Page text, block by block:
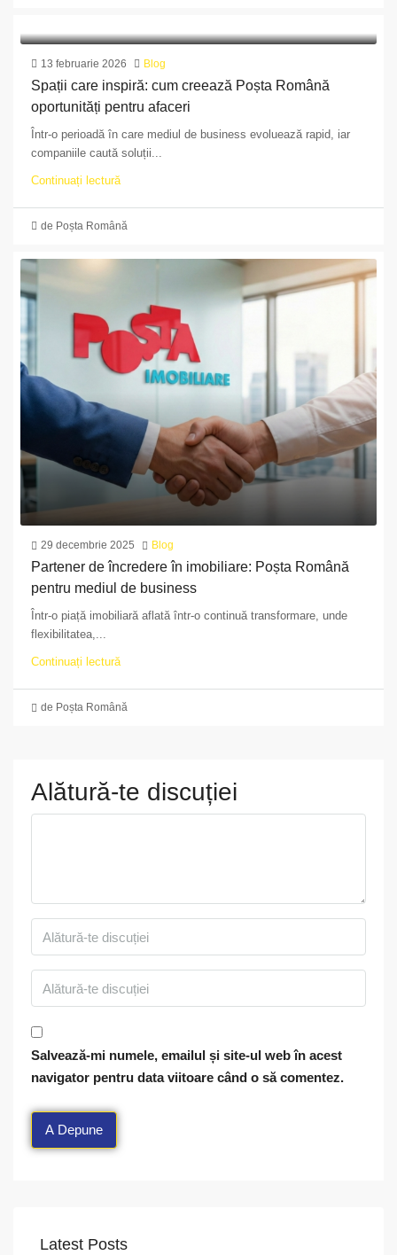
13 februarie 2026 Blog
Spații care inspiră: cum creează Poșta Română
oportunități pentru afaceri
Într-o perioadă în care mediul de business evoluează rapid, iar
companiile caută soluții...
Continuați lectură
de Poșta Română
29 decembrie 2025 Blog
Partener de încredere în imobiliare: Poșta Română
pentru mediul de business
Într-o piață imobiliară aflată într-o continuă transformare, unde
flexibilitatea,...
Continuați lectură
de Poșta Română
Alătură-te discuției
Salvează-mi numele, emailul și site-ul web în acest
navigator pentru data viitoare când o să comentez.
Latest Posts